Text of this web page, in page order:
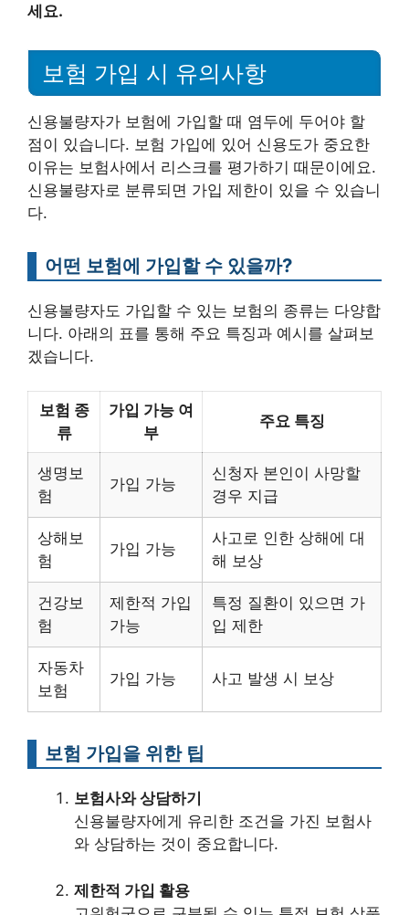
세요.
보험 가입 시 유의사항
신용불량자가 보험에 가입할 때 염두에 두어야 할
점이 있습니다. 보험 가입에 있어 신용도가 중요한
이유는 보험사에서 리스크를 평가하기 때문이에요.
신용불량자로 분류되면 가입 제한이 있을 수 있습니
다.
어떤 보험에 가입할 수 있을까?
신용불량자도 가입할 수 있는 보험의 종류는 다양합
니다. 아래의 표를 통해 주요 특징과 예시를 살펴보
겠습니다.
보험 종
류
가입 가능 여
부
주요 특징
생명보
험
가입 가능
신청자 본인이 사망할
경우 지급
상해보
험
가입 가능
사고로 인한 상해에 대
해 보상
건강보
험
제한적 가입
가능
특정 질환이 있으면 가
입 제한
자동차
보험
가입 가능 사고 발생 시 보상
보험 가입을 위한 팁
보험사와 상담하기
신용불량자에게 유리한 조건을 가진 보험사
와 상담하는 것이 중요합니다.
제한적 가입 활용